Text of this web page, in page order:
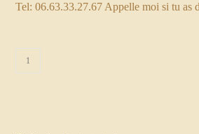
Tel: 06.63.33.27.67 Appelle moi si tu as
quantité